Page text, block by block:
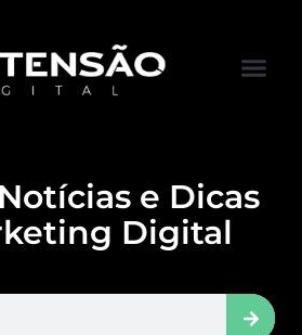
e Dicas
Digital